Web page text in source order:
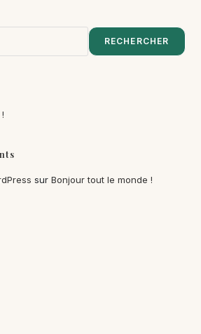
RECHERCHER
surBonjour tout le monde !